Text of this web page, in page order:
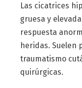
Las cicatrices
gruesa y
respuesta
heridas. Suelen
traumatismo
quirúrgicas.